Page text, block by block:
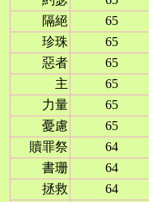
隔絕
65
珍珠
65
惡者
65
主
65
力量
65
憂慮
65
贖罪祭
64
書珊
64
拯救
64